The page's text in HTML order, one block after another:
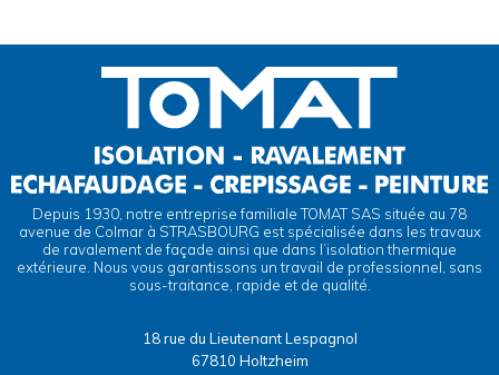
Depuis 1930, notre entreprise familiale TOMAT SAS située au 78
avenue de Colmar à STRASBOURG est spécialisée dans les travaux
de ravalement de façade ainsi que dans l’isolation thermique
extérieure. Nous vous garantissons un travail de professionnel, sans
sous-traitance, rapide et de qualité.
18 rue du Lieutenant Lespagnol
67810 Holtzheim